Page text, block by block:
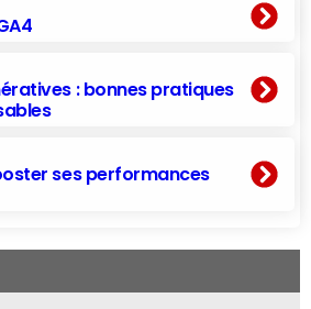
: bonnes pratiques
ses performances